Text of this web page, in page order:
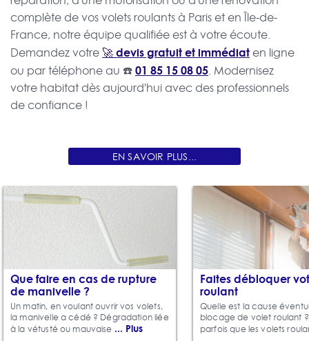
complète de vos volets roulants à Paris et en Île-de-
France, notre équipe qualifiée est à votre écoute.
Demandez votre 🚀 devis gratuit et immédiat en ligne
ou par téléphone au ☎️01 85 15 08 05. Modernisez
votre habitat dès aujourd'hui avec des professionnels
de confiance !
EN SAVOIR PLUS...
Que faire en cas de rupture
de manivelle ?
Un matin, en voulant ouvrir vos volets,
la manivelle a cédé ? Dégradation liée
à la vétusté ou mauvaise ... Plus
Faites débloquer
roulant
Quelle est la cause
blocage de volet roulant
parfois que les volets